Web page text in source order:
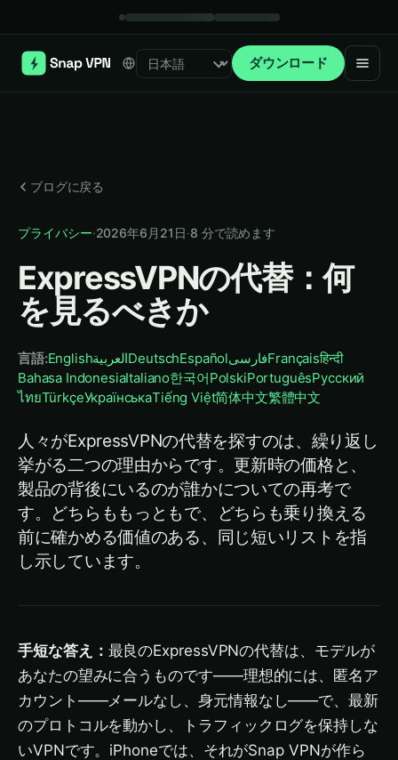
Select language ダウンロード
ブログに戻る
プライバシー·2026年6月21日·8 分で読めます
ExpressVPNの代替：何
を見るべきか
言語:EnglishالعربيةDeutschEspañolفارسیFrançaisहिन्दी
Bahasa IndonesiaItaliano한국어PolskiPortuguêsРусский
ไทยTürkçeУкраїнськаTiếng Việt简体中文繁體中文
人々がExpressVPNの代替を探すのは、繰り返し
挙がる二つの理由からです。更新時の価格と、
製品の背後にいるのが誰かについての再考で
す。どちらももっともで、どちらも乗り換える
前に確かめる価値のある、同じ短いリストを指
し示しています。
手短な答え： 最良のExpressVPNの代替は、モデルが
あなたの望みに合うものです——理想的には、匿名ア
カウント——メールなし、身元情報なし——で、最新
のプロトコルを動かし、トラフィックログを保持しな
いVPNです。iPhoneでは、それがSnap VPNが作ら